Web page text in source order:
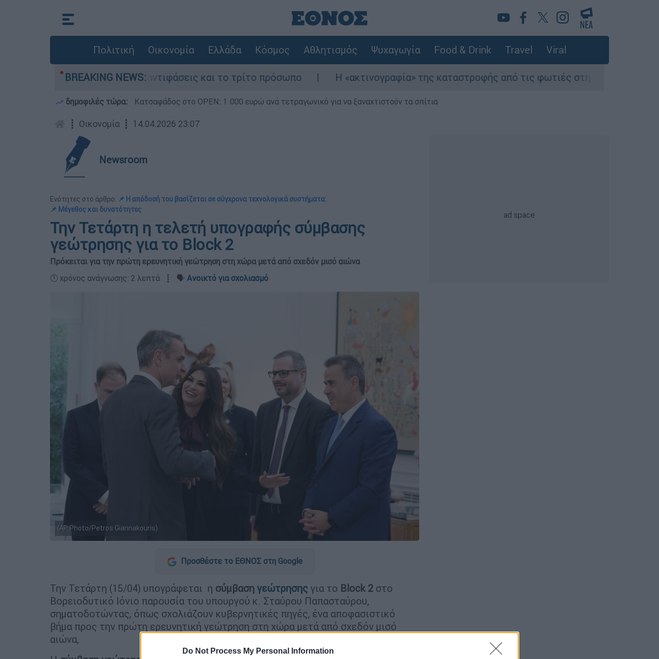
Do Not Process My Personal Information
Πολιτική Οικονομία Ελλάδα Κόσμος Αθλητισμός Ψυχαγωγία Food & Drink Travel Viral
BREAKING NEWS:
στην Κυψέλη: Οι αντιφάσεις και το τρίτο πρόσωπο Η «ακτινογραφία» της καταστροφής από τις φωτιές στη Δυτική Αττική - Οι
δημοφιλές τώρα: Κατσαφάδος στο OPEN: 1.000 ευρώ ανά τετραγωνικό για να ξαναχτιστούν τα σπίτια
┋ Οικονομία ┋ 14.04.2026 23:07
Newsroom
Ενότητες στο άρθρο: 📌 Η απόδοσή του βασίζεται σε σύγχρονα τεχνολογικά συστήματα:
📌 Μέγεθος και δυνατότητες
Την Τετάρτη η τελετή υπογραφής σύμβασης
γεώτρησης για το Block 2
Πρόκειται για την πρώτη ερευνητική γεώτρηση στη χώρα μετά από σχεδόν μισό αιώνα
🕛 χρόνος ανάγνωσης: 2 λεπτά ┋ 🗣️ Ανοικτό για σχολιασμό
(AP Photo/Petros Giannakouris)
Προσθέστε το ΕΘΝΟΣ στη Google
Την Τετάρτη (15/04) υπογράφεται η σύμβαση γεώτρησης για το Block 2 στο
Βορειοδυτικό Ιόνιο παρουσία του υπουργού κ. Σταύρου Παπασταύρου,
σηματοδοτώντας, όπως σχολιάζουν κυβερνητικές πηγές, ένα αποφασιστικό
βήμα προς την πρώτη ερευνητική γεώτρηση στη χώρα μετά από σχεδόν μισό
αιώνα,